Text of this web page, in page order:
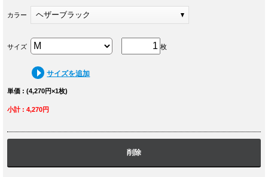
カラー ヘザーブラック
枚
サイズ
サイズを追加
単価 : (4,270円×1枚)
小計 : 4,270円
削除